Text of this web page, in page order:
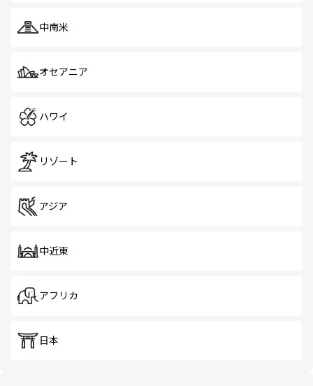
中南米
オセアニア
ハワイ
リゾート
アジア
中近東
アフリカ
日本